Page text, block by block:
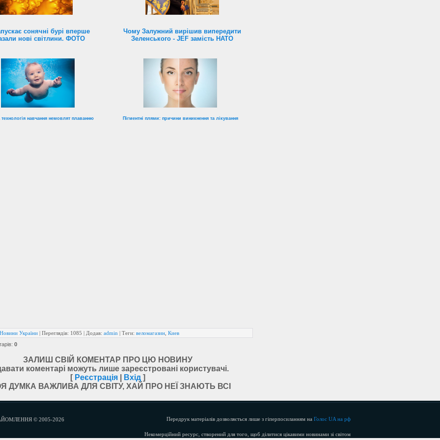
сонячні бурі вперше
нові світлини. ФОТО
Чому Залужний вирішив випередити
Зеленського - JEF замість НАТО
технологія навчання немовлят плаванню Пігментні плями: причини виникнення та лікування
Новини України | Переглядів: 1085 | Додав: admin | Теги: веломагазин Киев
: 0
ЗАЛИШ СВІЙ КОМЕНТАР ПРО ЦЮ НОВИНУ
коментарі можуть лише зареєстровані користувачі.
[ Реєстрація| Вхід]
ДУМКА ВАЖЛИВА ДЛЯ СВІТУ, ХАЙ ПРО НЕЇ ЗНАЮТЬ ВСІ
© 2005-2026 Передрук матеріалів дозволяється лише з гіперпосиланням на Голос UA на рф
Некомерційний ресурс, створений для того, щоб ділитися цікавими новинами зі світом